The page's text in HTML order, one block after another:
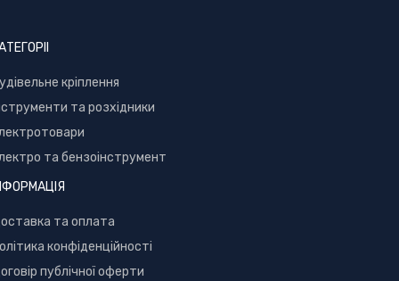
кріплення
та розхідники
та бензоінструмент
та оплата
конфіденційності
публічної оферти